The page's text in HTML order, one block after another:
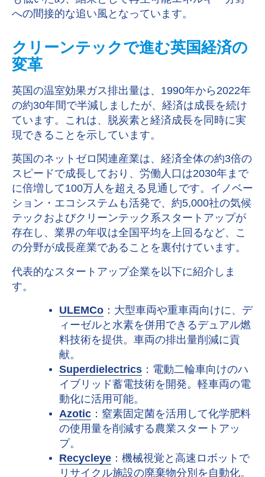
への間接的な追い風となっています。
クリーンテックで進む英国経済の
変革
英国の温室効果ガス排出量は、 1990年から 2022年
の約30年間で半減しましたが、経済は成長を続け
ています。これは、脱炭素と経済成長を同時に実
現できることを示しています。
英国のネットゼロ関連産業は、経済全体の約3倍の
スピードで成長しており、労働人口は2030年まで
に倍増して100万人を超える見通しです。イノベー
ション・エコシステムも活発で、約5,000社の気候
テックおよびクリーンテック系スタートアップが
存在し、業界の年収は全国平均を上回るなど、こ
の分野が成長産業であることを裏付けています。
代表的なスタートアップ企業を以下に紹介しま
す。
ULEMCo ：大型車両や重車両向けに、デ
ィーゼルと水素を併用できるデュアル燃
料技術を提供。車両の排出量削減に貢
献。
Superdielectrics ：電動二輪車向けのハ
イブリッド蓄電技術を開発。軽車両の電
動化に活用可能。
Azotic ：窒素固定菌を活用して化学肥料
の使用量を削減する農業スタートアッ
プ。
Recycleye ：機械視覚と高速ロボットで
リサイクル施設の廃棄物分別を自動化。